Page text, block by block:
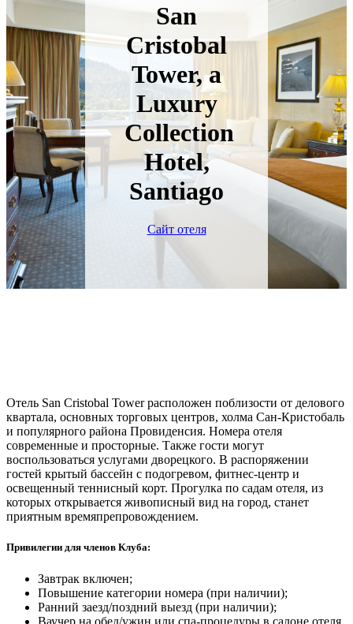
San
Cristobal
Tower, a
Luxury
Collection
Hotel,
Santiago
Сайт отеля
Отель San Cristobal Tower расположен поблизости от делового
квартала, основных торговых центров, холма Сан-Кристобаль
и популярного района Провиденсия. Номера отеля
современные и просторные. Также гости могут
воспользоваться услугами дворецкого. В распоряжении
гостей крытый бассейн с подогревом, фитнес-центр и
освещенный теннисный корт. Прогулка по садам отеля, из
которых открывается живописный вид на город, станет
приятным времяпрепровождением.
Привилегии для членов Клуба:
Завтрак включен;
Повышение категории номера (при наличии);
Ранний заезд/поздний выезд (при наличии);
Ваучер на обед/ужин или спа-процедуры в салоне отеля